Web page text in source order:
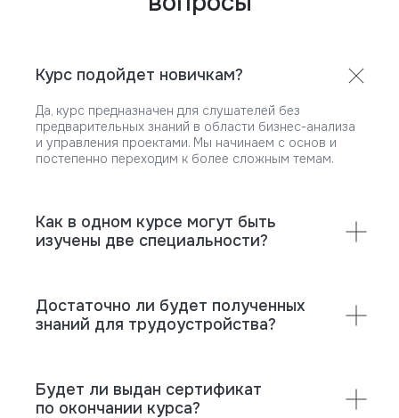
Курс подойдет новичкам?
Да, курс предназначен для слушателей без
предварительных знаний в области бизнес-анализа
и управления проектами. Мы начинаем с основ и
постепенно переходим к более сложным темам.
Как в одном курсе могут быть
изучены две специальности?
Достаточно ли будет полученных
знаний для трудоустройства?
Будет ли выдан сертификат
по окончании курса?